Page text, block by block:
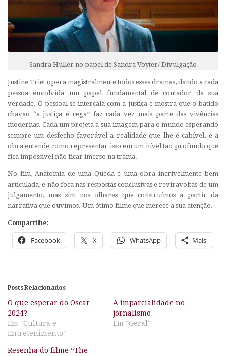
Sandra Hüller no papel de Sandra Voyter/ Divulgação
Justine Triet opera magistralmente todos esses dramas, dando a cada
pessoa envolvida um papel fundamental de contador da sua
verdade. O pessoal se intercala com a justiça e mostra que o batido
chavão “a justiça é cega” faz cada vez mais parte das vivências
modernas. Cada um projeta a sua imagem para o mundo esperando
sempre um desfecho favorável a realidade que lhe é cabível, e a
obra entende como representar isso em um nível tão profundo que
fica impossível não ficar imerso na trama.
No fim, Anatomia de uma Queda é uma obra incrivelmente bem
articulada, e não foca nas respostas conclusivas e reviravoltas de um
julgamento, mas sim nos olhares que construímos a partir da
narrativa que ouvimos. Um ótimo filme que merece a sua atenção.
Compartilhe:
Facebook X WhatsApp Mais
Posts Relacionados
O que esperar do Oscar
2024?
Em "Cultura e
Entretenimento"
A imparcialidade no
jornalismo
Em "Geral"
Resenha do filme “The